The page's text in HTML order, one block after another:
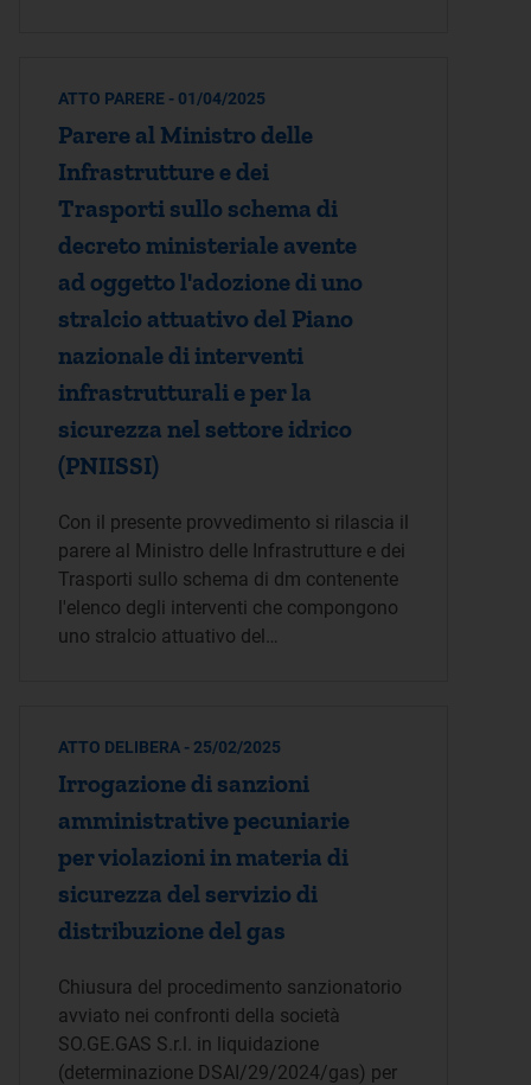
ATTO PARERE - 01/04/2025
Parere al Ministro delle
Infrastrutture e dei
Trasporti sullo schema di
decreto ministeriale avente
ad oggetto l'adozione di uno
stralcio attuativo del Piano
nazionale di interventi
infrastrutturali e per la
sicurezza nel settore idrico
(PNIISSI)
Con il presente provvedimento si rilascia il
parere al Ministro delle Infrastrutture e dei
Trasporti sullo schema di dm contenente
l'elenco degli interventi che compongono
uno stralcio attuativo del…
ATTO DELIBERA - 25/02/2025
Irrogazione di sanzioni
amministrative pecuniarie
per violazioni in materia di
sicurezza del servizio di
distribuzione del gas
Chiusura del procedimento sanzionatorio
avviato nei confronti della società
SO.GE.GAS S.r.l. in liquidazione
(determinazione DSAI/29/2024/gas) per